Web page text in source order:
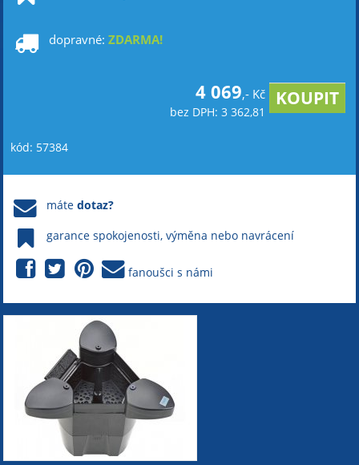
dopravné: ZDARMA!
4 069,- Kč
bez DPH: 3 362,81
kód: 57384
mátedotaz?
garance spokojenosti, výměna nebo navrácení
fanoušci s námi